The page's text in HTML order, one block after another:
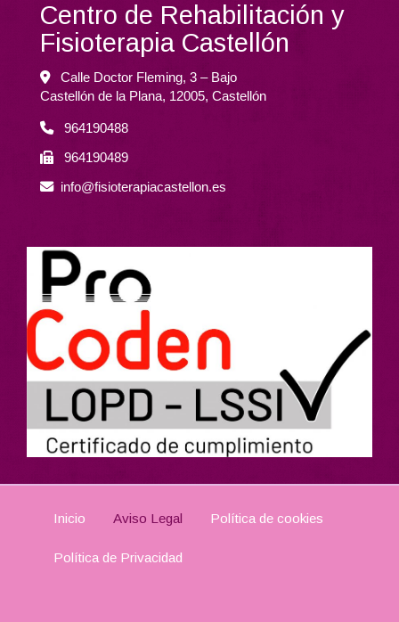
Centro de Rehabilitación y
Fisioterapia Castellón
Calle Doctor Fleming, 3 – Bajo
Castellón de la Plana, 12005, Castellón
964190488
964190489
info
fisioterapiacastellon.es
Inicio Aviso Legal Política de cookies
Política de Privacidad